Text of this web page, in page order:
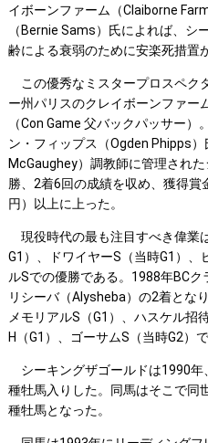
イボーンファーム（Claiborne
（Bernie Sams）氏によれば、シ
齢による衰弱のために安楽死措置
この優秀なミスタープロスペク
ー州パリスのクレイボーンファー
（Con Game 父バックパッサー
ン・フィップス（Ogden Phipps
McGaughey）調教師に管理され
勝、2着6回の成績を収め、獲得
円）以上に上った。
現役時代の最も注目すべき偉業
G1）、ドワイヤーS（当時G1）、
ルSでの優勝である。1988年BC
リシーバ（Alysheba）の2着とな
メモリアルS（G1）、ハスケル招
H（G1）、ゴーサムS（当時G2）
シーキングザゴールドは1990年
種牡馬入りした。同馬はそこで同
種牡馬となった。